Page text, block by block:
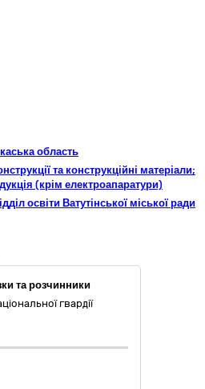
область
та конструкційні матеріали;
(крім електроапаратури)
освіти Ватутінської міської ради
та розчинники
гвардії